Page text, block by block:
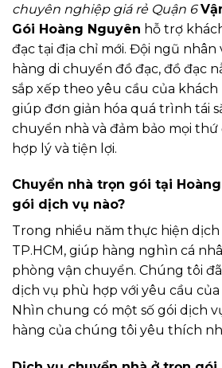
chuyên nghiệp giá rẻ Quận 6
Gói Hoàng Nguyên hỗ trợ
đạc tại địa chỉ mới. Đội ngũ nhân
hàng di chuyển đồ đạc, đồ đạc
sắp xếp theo yêu cầu của khách
giúp đơn giản hóa quá trình tái
chuyển nhà và đảm bảo mọi
hợp lý và tiện lợi.
Chuyển nhà trọn gói tại
gói dịch vụ nào?
Trong nhiều năm thực hiện
TP.HCM, giúp hàng nghìn cá
phòng vận chuyển. Chúng tôi
dịch vụ phù hợp với yêu cầu
Nhìn chung có một số gói dịch
hàng của chúng tôi yêu thích